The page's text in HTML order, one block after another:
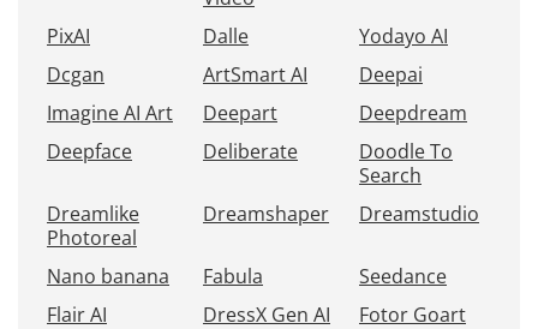
PixAI
Dalle
Yodayo AI
Dcgan
ArtSmart AI
Deepai
Imagine AI Art
Deepart
Deepdream
Deepface
Deliberate
Doodle To
Search
Dreamlike
Photoreal
Dreamshaper Dreamstudio
Nano banana Fabula
Seedance
Flair AI
DressX Gen AI
Fotor Goart